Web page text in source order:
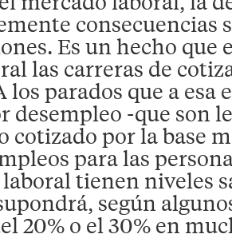
consecuencias
Es un hecho que
las carreras de
los parados que a esa
desempleo -que son
cotizado por la base
para las
tienen niveles
según
20% o el 30% en